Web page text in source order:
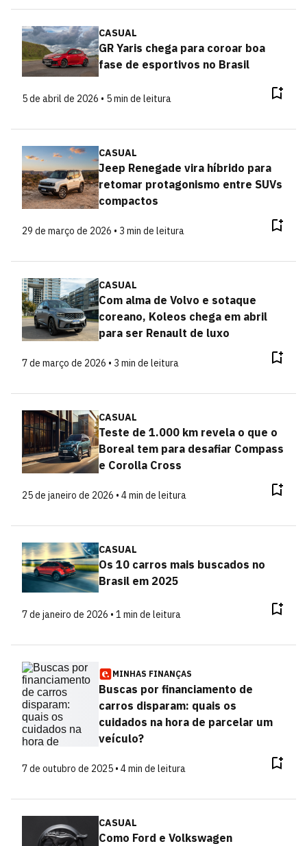
CASUAL
GR Yaris chega para coroar boa
fase de esportivos no Brasil
5 de abril de 2026 • 5 min de leitura
CASUAL
Jeep Renegade vira híbrido para
retomar protagonismo entre SUVs
compactos
29 de março de 2026 • 3 min de leitura
CASUAL
Com alma de Volvo e sotaque
coreano, Koleos chega em abril
para ser Renault de luxo
7 de março de 2026 • 3 min de leitura
CASUAL
Teste de 1.000 km revela o que o
Boreal tem para desafiar Compass
e Corolla Cross
25 de janeiro de 2026 • 4 min de leitura
CASUAL
Os 10 carros mais buscados no
Brasil em 2025
7 de janeiro de 2026 • 1 min de leitura
MINHAS FINANÇAS
Buscas por financiamento de
carros disparam: quais os
cuidados na hora de parcelar um
veículo?
7 de outubro de 2025 • 4 min de leitura
CASUAL
Como Ford e Volkswagen